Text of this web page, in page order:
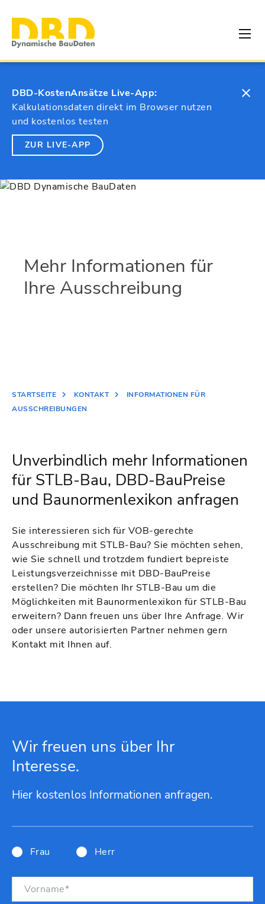
DBD-KostenAnsätze Live-App:
Kalkulationsdaten direkt im Browser nutzen
und kostenlos testen
ZUR LIVE-APP
Mehr Informationen für
Ihre Ausschreibung
STARTSEITE KONTAKT
INFORMATIONEN FÜR
AUSSCHREIBUNGEN
Unverbindlich mehr Informationen
für STLB-Bau, DBD-BauPreise
und Baunormenlexikon anfragen
Sie interessieren sich für VOB-gerechte
Ausschreibung mit STLB-Bau? Sie möchten sehen,
wie Sie schnell und trotzdem fundiert bepreiste
Leistungsverzeichnisse mit DBD-BauPreise
erstellen? Die möchten Ihr STLB-Bau um die
Möglichkeiten mit Baunormenlexikon für STLB-Bau
erweitern? Dann freuen uns über Ihre Anfrage. Wir
oder unsere autorisierten Partner nehmen gern
Kontakt mit Ihnen auf.
Wir freuen uns über Ihr
Interesse.
Hier kostenlos Informationen anfragen.
Frau Herr